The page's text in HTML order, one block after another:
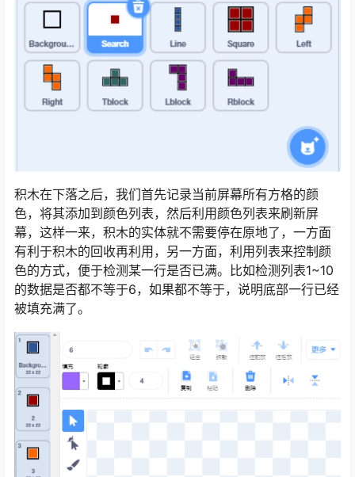
积木在下落之后，我们首先记录当前屏幕所有方格的颜
色，将其添加到颜色列表，然后利用颜色列表来刷新屏
幕，这样一来，积木的实体就不需要停在原地了，一方面
有利于积木的回收再利用，另一方面，利用列表来控制颜
色的方式，便于检测某一行是否已满。比如检测列表1~10
的数据是否都不等于6，如果都不等于，说明底部一行已经
被填充满了。